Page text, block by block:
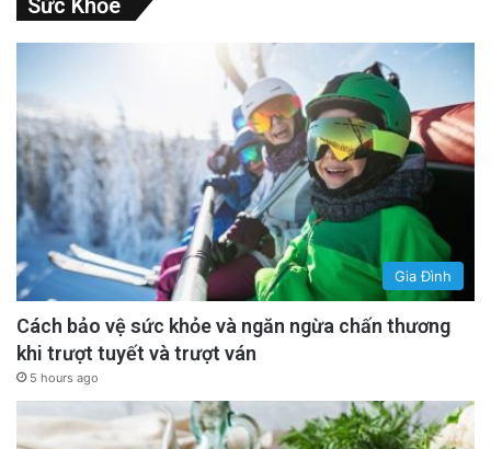
Sức Khỏe
Gia Đình
Cách bảo vệ sức khỏe và ngăn ngừa chấn thương
khi trượt tuyết và trượt ván
5 hours ago